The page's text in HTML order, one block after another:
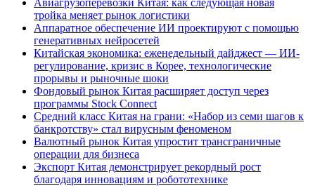
тройка меняет рынок логистики
Аппаратное обеспечение ИИ проектируют с помощью
генеративных нейросетей
Китайская экономика: еженедельный дайджест — ИИ-
регулирование, кризис в Корее, технологические
прорывы и рыночные шоки
Фондовый рынок Китая расширяет доступ через
программы Stock Connect
Средний класс Китая на грани: «Набор из семи шагов к
банкротству» стал вирусным феноменом
Валютный рынок Китая упростит трансграничные
операции для бизнеса
Экспорт Китая демонстрирует рекордный рост
благодаря инновациям и робототехнике